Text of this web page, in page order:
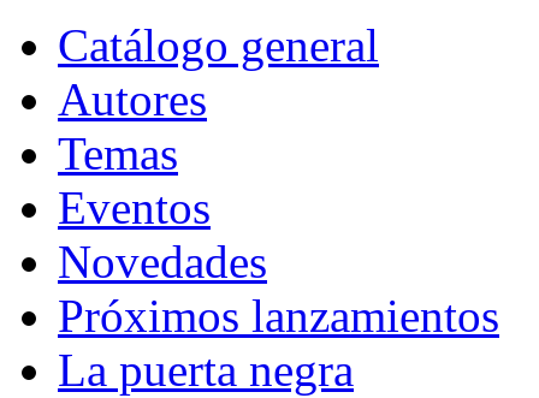
Catálogo general
Autores
Temas
Eventos
Novedades
Próximos lanzamientos
La puerta negra